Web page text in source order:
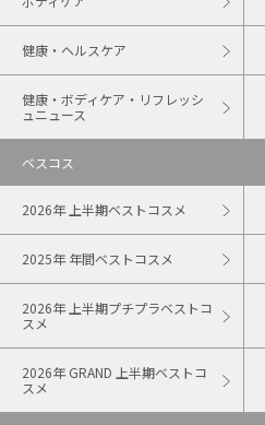
健康・ヘルスケア
健康・ボディケア・リフレッシ
ュニュース
ベスコス
2026年 上半期ベストコスメ
2025年 年間ベストコスメ
2026年 上半期プチプラベストコ
スメ
2026年 GRAND 上半期ベストコ
スメ